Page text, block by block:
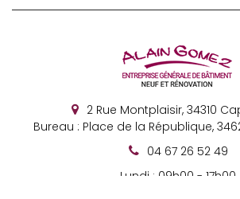
2 Rue Montplaisir, 34310
Bureau : Place de la République,
04 67 26 52 49
Lundi : 09h00 - 17h00